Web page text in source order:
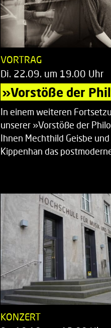
VORTRAG
Di. 22.09. um 19.00 Uhr
»Vorstöße der
In einem weiteren
unserer »Vorstöße der
Ihnen Mechthild Geisbe und
Kippenhan das
KONZERT